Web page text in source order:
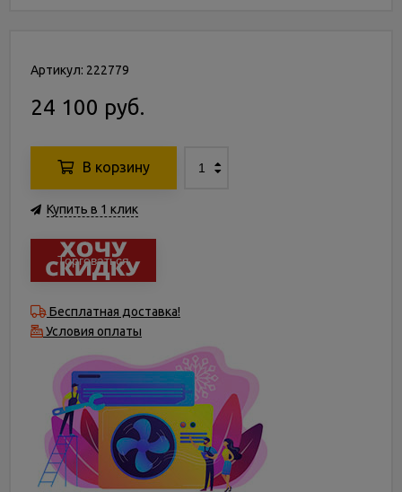
Артикул: 222779
24 100 руб.
В корзину
Купить в 1 клик
Торговаться
Бесплатная доставка!
Условия оплаты